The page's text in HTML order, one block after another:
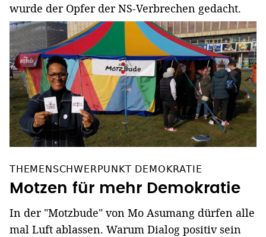
wurde der Opfer der NS-Verbrechen gedacht.
THEMENSCHWERPUNKT DEMOKRATIE
Motzen für mehr Demokratie
In der "Motzbude" von Mo Asumang dürfen alle
mal Luft ablassen. Warum Dialog positiv sein